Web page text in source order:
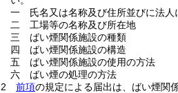
一
氏名又は名称及び住所並びに法
二
工場等の名称及び所在地
三
ばい煙関係施設の種類
四
ばい煙関係施設の構造
五
ばい煙関係施設の使用の方法
六
ばい煙の処理の方法
2
前項の規定による届出は、ばい煙関